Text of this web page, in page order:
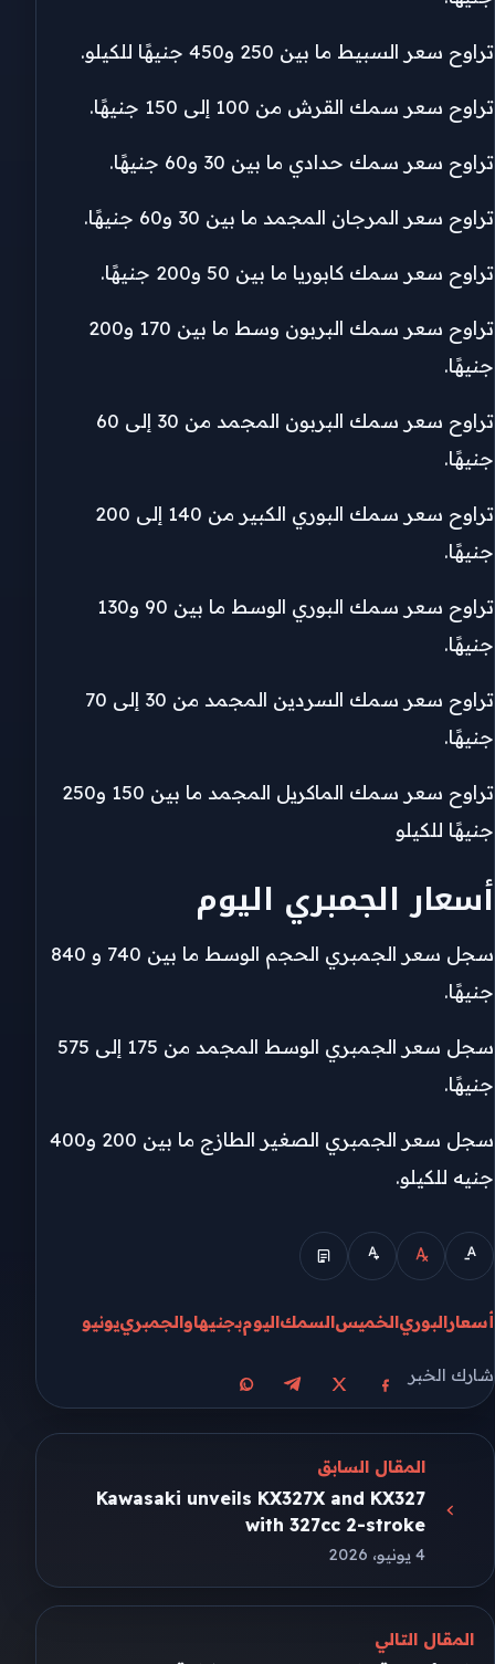
تراوح سعر السبيط ما بين 250 و450 جنيهًا للكيلو.
تراوح سعر سمك القرش من 100 إلى 150 جنيهًا.
تراوح سعر سمك حدادي ما بين 30 و60 جنيهًا.
تراوح سعر المرجان المجمد ما بين 30 و60 جنيهًا.
تراوح سعر سمك كابوريا ما بين 50 و200 جنيهًا.
تراوح سعر سمك البربون وسط ما بين 170 و200
جنيهًا.
تراوح سعر سمك البربون المجمد من 30 إلى 60
جنيهًا.
تراوح سعر سمك البوري الكبير من 140 إلى 200
جنيهًا.
تراوح سعر سمك البوري الوسط ما بين 90 و130
جنيهًا.
تراوح سعر سمك السردين المجمد من 30 إلى 70
جنيهًا.
تراوح سعر سمك الماكريل المجمد ما بين 150 و250
جنيهًا للكيلو
أسعار الجمبري اليوم
سجل سعر الجمبري الحجم الوسط ما بين 740 و 840
جنيهًا.
سجل سعر الجمبري الوسط المجمد من 175 إلى 575
جنيهًا.
سجل سعر الجمبري الصغير الطازج ما بين 200 و400
جنيه للكيلو.
أسعارالبوريالخميسالسمكاليومبـجنيهاوالجمبرييونيو
شارك الخبر
مشاركة على فيسبوك
مشاركة على Xمشاركة على تيليجرام
مشاركة على واتساب
المقال السابق
Kawasaki unveils KX327X and KX327
with 327cc 2-stroke
4 يونيو، 2026
المقال التالي